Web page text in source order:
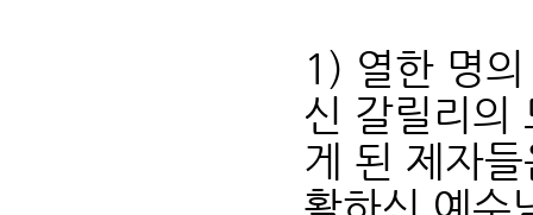
1) 열한 명
신 갈릴리의
게 된 제자